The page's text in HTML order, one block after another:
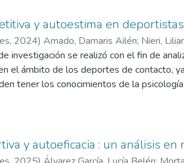
habitual de entrenamiento, seleccionando
de los segmentos del cuerpo,
se ejecutaron los test de mediciones de
decir que las características físicas
Kuro Obi, mantienen una estrecha
y autoestima en
, 2024) Amado, Damaris Ailén; Nieri,
investigación se realizó con el fin de
el ámbito de los deportes de contacto,
tener los conocimientos de la
con el propósito de optimizar el
Es así que, la muestra estuvo
Argentina, en edades comprendidas
voluntaria y anónima a la adaptación
y autoeficacia : un análisis